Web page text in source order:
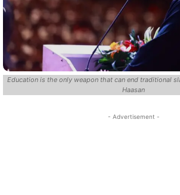
Education is the only weapon that can end traditional
Haasan
- Advertisement -